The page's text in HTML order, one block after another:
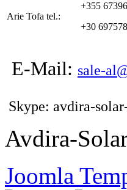
Arie Tofa tel.:
+355
+30
E-Mail: sale-
Skype: avdira-
Avdira-
Joomla